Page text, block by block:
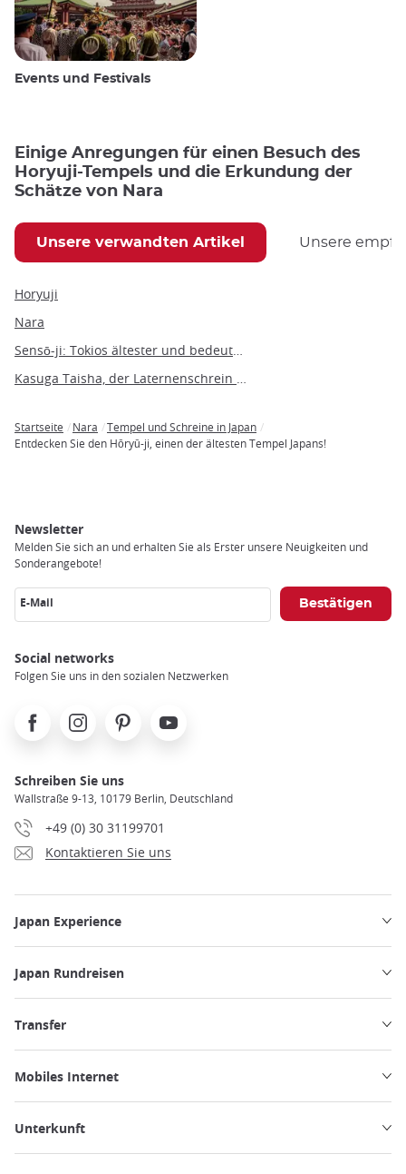
Events und Festivals
Einige Anregungen für einen Besuch des
Horyuji-Tempels und die Erkundung der
Schätze von Nara
Unsere verwandten Artikel Unsere
Horyuji
Nara
Breadcrumb
Startseite Nara
Tempel und Schreine in Japan
Entdecken Sie den Hōryū-ji, einen der ältesten Tempel Japans!
Newsletter
Melden Sie sich an und erhalten Sie als Erster unsere Neuigkeiten und
Sonderangebote!
E-Mail
Social networks
Folgen Sie uns in den sozialen Netzwerken
FacebookInstagramPinterest Youtube
Schreiben Sie uns
Wallstraße 9-13, 10179 Berlin, Deutschland
+49 (0) 30 31199701
Kontaktieren Sie uns
Japan Experience
Japan Rundreisen
Transfer
Mobiles Internet
Unterkunft